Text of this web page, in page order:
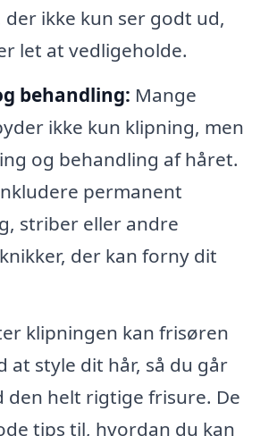
ikke kun ser godt ud,
let at vedligeholde.
behandling: Mange
ikke kun klipning, men
og behandling af håret.
permanent
striber eller andre
der kan forny dit
klipningen kan frisøren
at style dit hår, så du går
den helt rigtige frisure. De
tips til, hvordan du kan